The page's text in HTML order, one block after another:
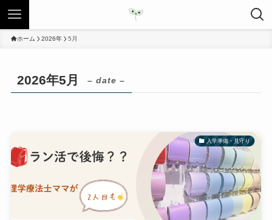
ホーム 2026年 5月
2026年5月 – date –
入学準備・見守り